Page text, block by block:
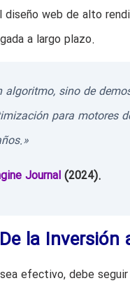
web de alto
a largo plazo.
algoritmo, sino de
para motores
Journal(2024).
la
efectivo, debe